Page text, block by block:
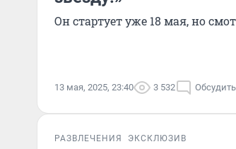
Он стартует уже 18 мая, но
13 мая, 2025, 23:40 3 532 Обсудить
РАЗВЛЕЧЕНИЯ ЭКСКЛЮЗИВ